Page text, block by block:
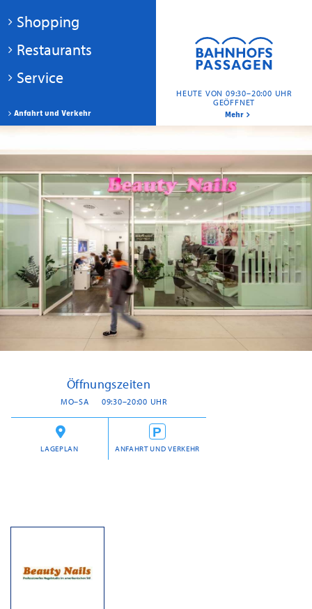
HEUTE VON 09:30–20:00 UHR
GEÖFFNET
Mehr
Anfahrt und Verkehr
Shopping
Restaurants
Service
Öffnungszeiten
MO–SA 09:30–20:00 UHR
LAGEPLAN ANFAHRT UND VERKEHR